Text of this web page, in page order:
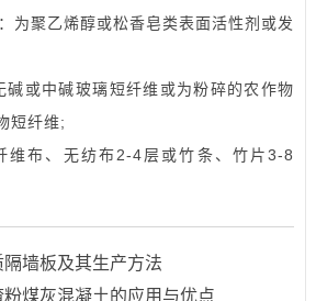
为聚乙烯醇或松香皂类表面活性剂或发
或中碱玻璃短纤维或为粉碎的农作物
短纤维;
维布、无纺布2-4层或竹条、竹片3-8
隔墙板及其生产方法
粉煤灰混凝土的应用与优点